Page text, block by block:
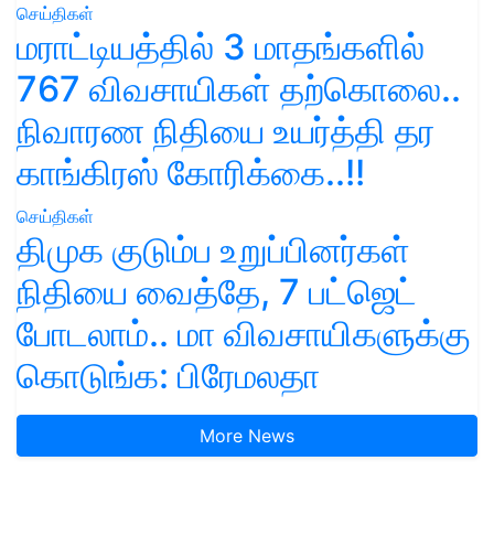
செய்திகள்
மராட்டியத்தில் 3 மாதங்களில்
767 விவசாயிகள் தற்கொலை..
நிவாரண நிதியை உயர்த்தி தர
காங்கிரஸ் கோரிக்கை..!!
செய்திகள்
திமுக குடும்ப உறுப்பினர்கள்
நிதியை வைத்தே, 7 பட்ஜெட்
போடலாம்.. மா விவசாயிகளுக்கு
கொடுங்க: பிரேமலதா
More News